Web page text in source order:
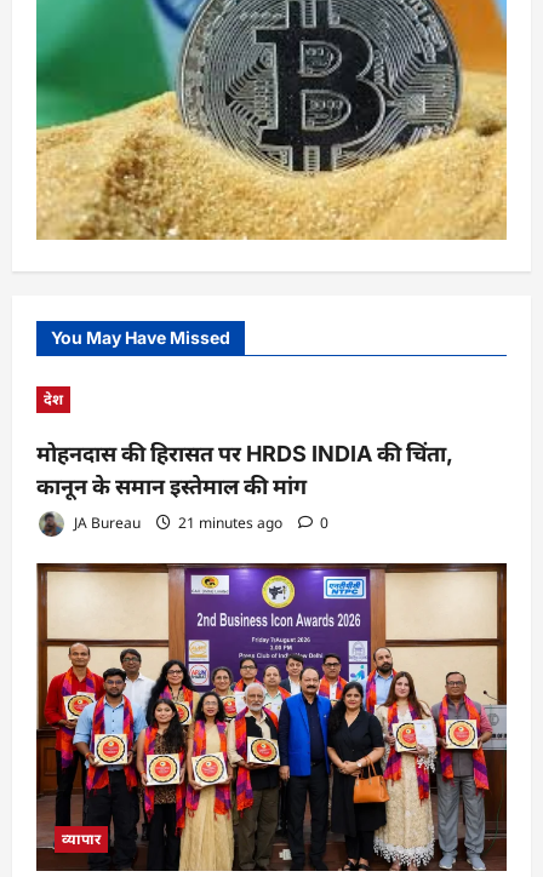
You May Have Missed
देश
मोहनदास की हिरासत पर HRDS INDIA की चिंता,
कानून के समान इस्तेमाल की मांग
JA Bureau 21 minutes ago 0
व्यापार